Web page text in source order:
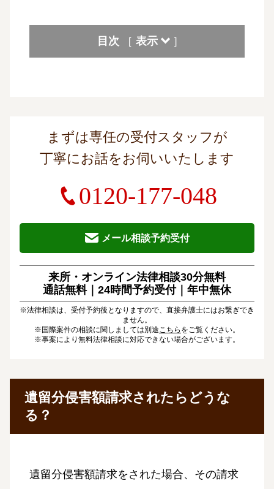
目次 [ 表示 ]
まずは専任の受付スタッフが
丁寧にお話をお伺いいたします
0120-177-048
メール相談予約受付
来所・オンライン法律相談30分無料
通話無料｜24時間予約受付｜ 年中無休
※法律相談は、受付予約後となりますので、直接弁護士にはお繋ぎでき
ません。
※国際案件の相談に関しましては別途 こちら をご覧ください。
※事案により無料法律相談に対応できない場合がございます。
遺留分侵害額請求されたらどうな
る？
遺留分侵害額請求をされた場合、その請求